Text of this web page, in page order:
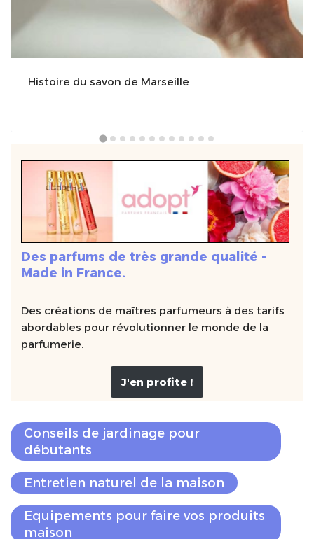
Histoire du savon de Marseille
Des parfums de très grande qualité -
Made in France.
Des créations de maîtres parfumeurs à des tarifs
abordables pour révolutionner le monde de la
parfumerie.
J'en profite !
Conseils de jardinage pour
débutants
Entretien naturel de la maison
Equipements pour faire vos produits
maison